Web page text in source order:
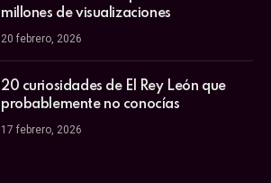
millones de visualizaciones
20 febrero, 2026
20 curiosidades de El Rey León que
probablemente no conocías
17 febrero, 2026